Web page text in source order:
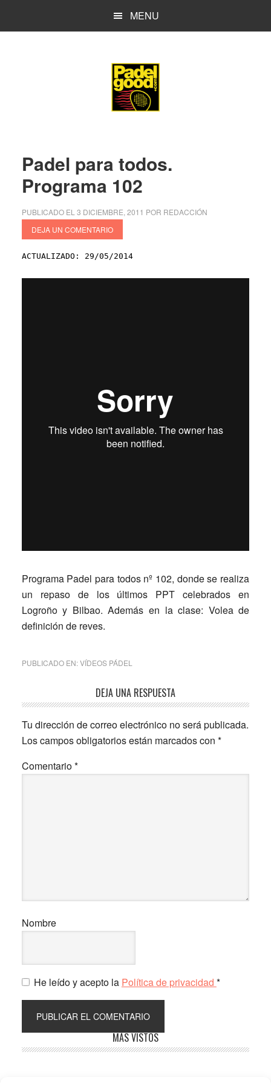
MENU
Padel para todos.
Programa 102
PUBLICADO EL 3 DICIEMBRE, 2011 POR REDACCIÓN
DEJA UN COMENTARIO
ACTUALIZADO: 29/05/2014
Programa Padel para todos nº 102, donde se realiza
un repaso de los últimos PPT celebrados en
Logroño y Bilbao. Además en la clase: Volea de
definición de reves.
PUBLICADO EN:VÍDEOS PÁDEL
Interacciones
con
los
lectores
DEJA UNA RESPUESTA
Tu dirección de correo electrónico no será publicada.
Los campos obligatorios están marcados con *
Comentario*
Nombre
He leído y acepto la Política de privacidad *
lateral
MÁS VISTOS